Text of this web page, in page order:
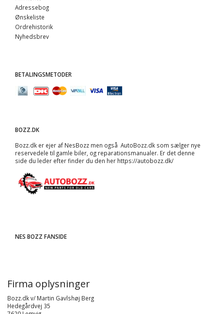
Adressebog
Ønskeliste
Ordrehistorik
Nyhedsbrev
BETALINGSMETODER
BOZZ.DK
Bozz.dk er ejer af NesBozz men også AutoBozz.dk som sælger nye
reservedele til gamle biler, og reparationsmanualer. Er det denne
side du leder efter finder du den her https://autobozz.dk/
NES BOZZ FANSIDE
Firma oplysninger
Bozz.dk v/ Martin Gavlshøj Berg
Hedegårdvej 35